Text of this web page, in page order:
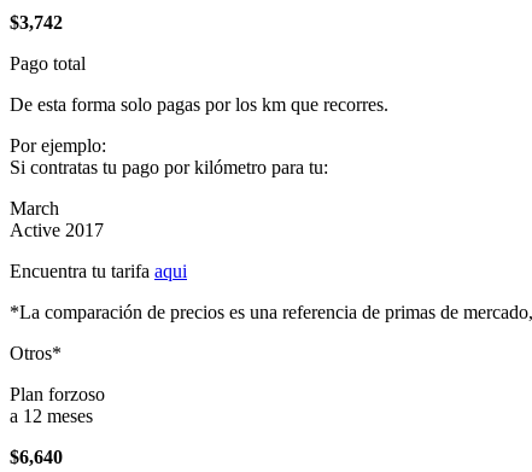
$3,742
Pago total
De esta forma solo pagas por los km que recorres.
Por ejemplo:
Si contratas tu pago por kilómetro para tu:
March
Active 2017
Encuentra tu tarifa aqui
*La comparación de precios es una referencia de primas de
Otros*
Plan forzoso
a 12 meses
$6,640